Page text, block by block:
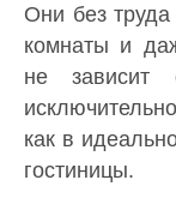
Они без труда
комнаты и
не зависит
как в
гостиницы.